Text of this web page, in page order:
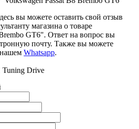
вы можете оставить свой отзыв
магазина о товаре
GT6". Ответ на вопрос вы
почту. Также вы можете
нашем Whatsapp.
Tuning Drive